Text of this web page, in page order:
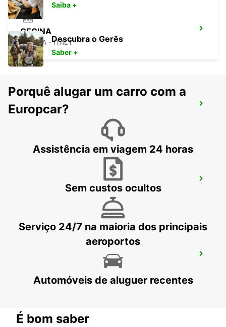
CECINA
CECINA - ITALY
LA SPEZIA
LA SPEZIA - ITALY
SASSUOLO - ITALY
Saiba +
Descubra o Gerês
Saber +
Porquê alugar um carro com a
Europcar?
Assistência em viagem 24 horas
Sem custos ocultos
Serviço 24/7 na maioria dos principais
aeroportos
Automóveis de aluguer recentes
É bom saber